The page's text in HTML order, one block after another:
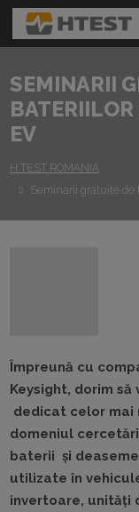
SEMINARII
EV
H TEST ROMANIA
Seminarii gratuite de
Împreună cu
Keysight, dorim
dedicat celor mai
domeniul
baterii și
utilizate în
invertoare, unități